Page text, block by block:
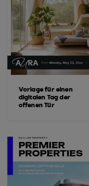
Vorlage für einen
digitalen Tag der
offenen Tür